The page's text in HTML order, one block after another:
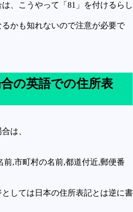
、こうやって「81」を付けるらし
かも知れないので注意が必要で
の英語での住所表
は、
,市町村の名前,都道付近,郵便番
しては日本の住所表記とは逆に書